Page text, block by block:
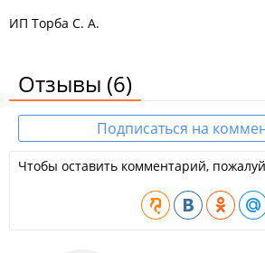
ИП Торба С. А.
Отзывы (6)
Подписаться на
Чтобы оставить комментарий,